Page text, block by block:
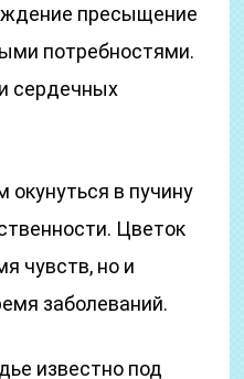
пресыщение
потребностями.
сердечных
окунуться в пучину
Цветок
чувств, но и
заболеваний.
известно под